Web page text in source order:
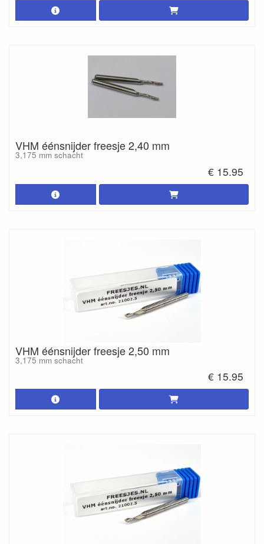
VHM éénsnijder freesje 2,40 mm
3,175 mm schacht
€ 15.95
VHM éénsnijder freesje 2,50 mm
3,175 mm schacht
€ 15.95